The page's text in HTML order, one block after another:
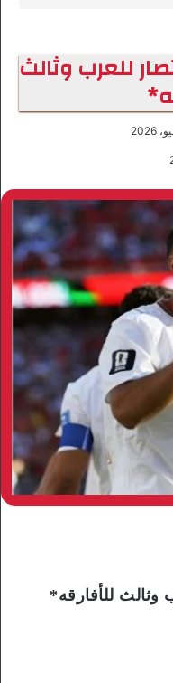
للعرب وثالث
وثالث للأفارقه*